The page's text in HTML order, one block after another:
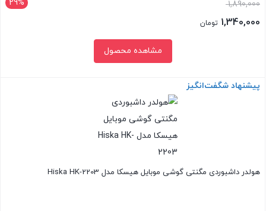
29% 1,890,000قیمت
اصلی:
1,890,000 تومان
1,340,000 تومان
مشاهده محصول
بستن
پیشنهاد شگفت‌انگیز
هولدر داشبوردی مگنتی گوشی موبایل هیسکا مدل Hiska HK-2203